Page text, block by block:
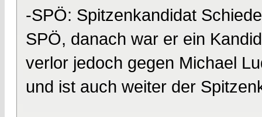
-SPÖ: Spitzenkandidat
SPÖ, danach war er ein
verlor jedoch gegen Michael
und ist auch weiter der